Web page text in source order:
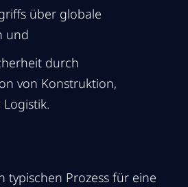
über globale
und
durch
von Konstruktion,
typischen Prozess für eine